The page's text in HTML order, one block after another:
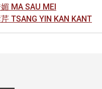
MA SAU MEI
TSANG YIN KAN KANT